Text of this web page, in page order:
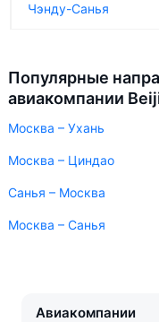
Чэнду-Санья
Популярные
авиакомпании
Москва – Ухань
Москва – Циндао
Санья – Москва
Москва – Санья
Авиакомпании